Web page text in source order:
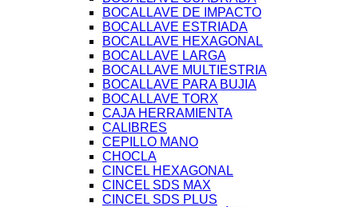
BOCALLAVE DE IMPACTO
BOCALLAVE ESTRIADA
BOCALLAVE HEXAGONAL
BOCALLAVE LARGA
BOCALLAVE MULTIESTRIA
BOCALLAVE PARA BUJIA
BOCALLAVE TORX
CAJA HERRAMIENTA
CALIBRES
CEPILLO MANO
CHOCLA
CINCEL HEXAGONAL
CINCEL SDS MAX
CINCEL SDS PLUS